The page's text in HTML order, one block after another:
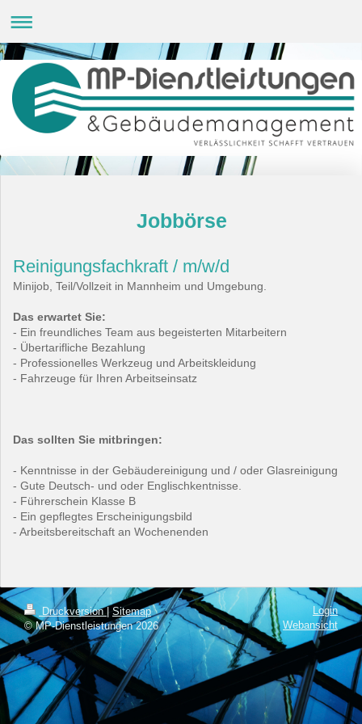
Jobbörse
Reinigungsfachkraft / m/w/d
Minijob, Teil/Vollzeit in Mannheim und Umgebung.
Das erwartet Sie:
- Ein freundliches Team aus begeisterten Mitarbeitern
- Übertarifliche Bezahlung
- Professionelles Werkzeug und Arbeitskleidung
- Fahrzeuge für Ihren Arbeitseinsatz
Das sollten Sie mitbringen:
- Kenntnisse in der Gebäudereinigung und / oder Glasreinigung
- Gute Deutsch- und oder Englischkentnisse.
- Führerschein Klasse B
- Ein gepflegtes Erscheinigungsbild
- Arbeitsbereitschaft an Wochenenden
Druckversion| Sitemap
© MP-Dienstleistungen 2026
Login
Webansicht